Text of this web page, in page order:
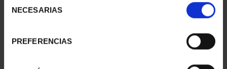
NECESARIAS
PREFERENCIAS
1 Productos encontrados